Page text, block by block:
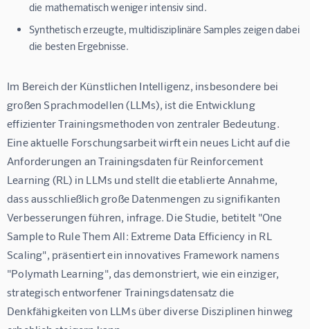
die mathematisch weniger intensiv sind.
Synthetisch erzeugte, multidisziplinäre Samples zeigen dabei
die besten Ergebnisse.
Im Bereich der Künstlichen Intelligenz, insbesondere bei
großen Sprachmodellen (LLMs), ist die Entwicklung
effizienter Trainingsmethoden von zentraler Bedeutung.
Eine aktuelle Forschungsarbeit wirft ein neues Licht auf die
Anforderungen an Trainingsdaten für Reinforcement
Learning (RL) in LLMs und stellt die etablierte Annahme,
dass ausschließlich große Datenmengen zu signifikanten
Verbesserungen führen, infrage. Die Studie, betitelt "One
Sample to Rule Them All: Extreme Data Efficiency in RL
Scaling", präsentiert ein innovatives Framework namens
"Polymath Learning", das demonstriert, wie ein einziger,
strategisch entworfener Trainingsdatensatz die
Denkfähigkeiten von LLMs über diverse Disziplinen hinweg